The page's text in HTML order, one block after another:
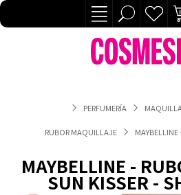
PERFUMERÍA
RUBOR MAQUILLAJE
MAYBELLINE -
SUN KISSER -